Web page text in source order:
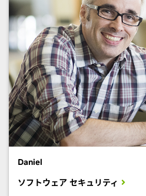
Daniel
ソフトウェア セキュリティ